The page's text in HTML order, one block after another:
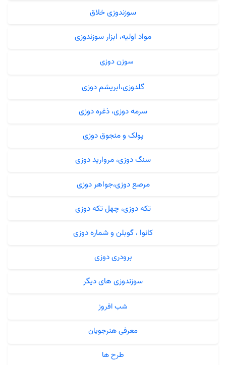
سوزندوزی خلاق
مواد اولیه، ابزار سوزندوزی
سوزن دوزی
گلدوزی،ابریشم دوزی
سرمه دوزی، ذغره دوزی
پولک و منجوق دوزی
سنگ دوزی، مروارید دوزی
مرصع دوزی،جواهر دوزی
تکه دوزی، چهل تکه دوزی
کانوا ، گوبلن و شماره دوزی
برودری دوزی
سوزندوزی های دیگر
شب افروز
معرفی هنرجویان
طرح ها